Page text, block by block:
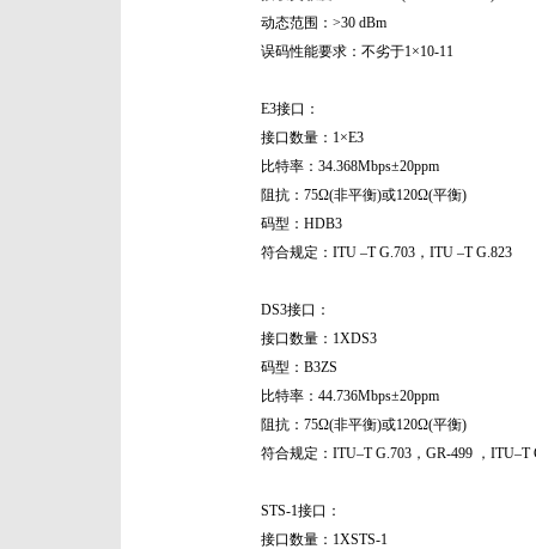
动态范围：>30 dBm
误码性能要求：不劣于1×10-11
E3接口：
接口数量：1×E3
比特率：34.368Mbps±20ppm
阻抗：75Ω(非平衡)或120Ω(平衡)
码型：HDB3
符合规定：ITU –T G.703，ITU –T G.823
DS3接口：
接口数量：1XDS3
码型：B3ZS
比特率：44.736Mbps±20ppm
阻抗：75Ω(非平衡)或120Ω(平衡)
符合规定：ITU–T G.703，GR-499 ，ITU–T
STS-1接口：
接口数量：1XSTS-1